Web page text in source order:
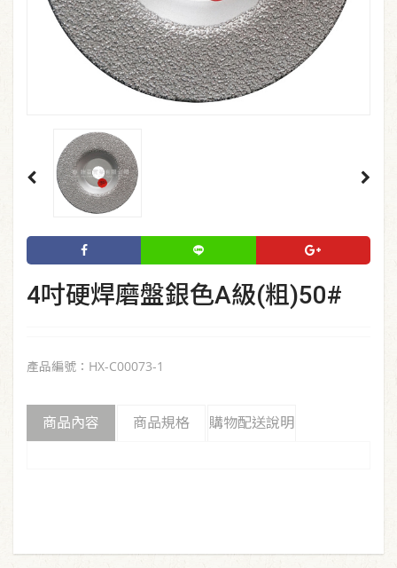
4吋硬焊磨盤銀色A級(粗)50#
產品編號：HX-C00073-1
商品內容 商品規格 購物配送說明